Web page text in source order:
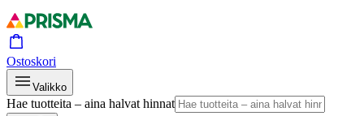
Ostoskori
Valikko
Hae tuotteita – aina halvat hinnat